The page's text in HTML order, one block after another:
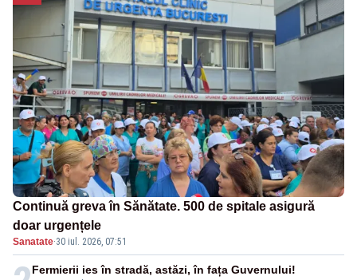
Continuă greva în Sănătate. 500 de spitale asigură
doar urgențele
Sanatate·30 iul. 2026, 07:51
Fermierii ies în stradă, astăzi, în fața Guvernului!